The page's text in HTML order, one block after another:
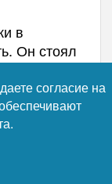
в
Он стоял
до
он
увидел не
тёплые
в
согласие на